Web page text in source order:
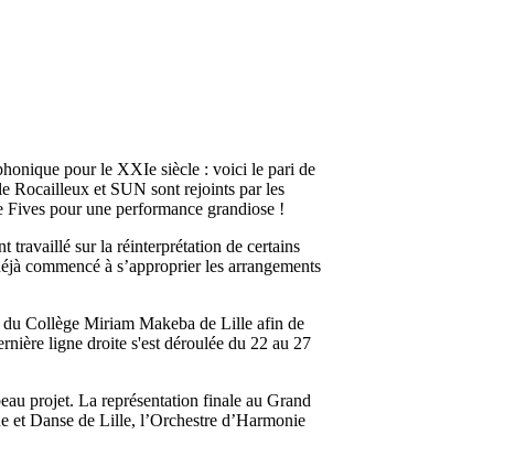
pour le XXIe siècle : voici le pari de
Rocailleux et SUN sont rejoints par les
pour une performance grandiose !
travaillé sur la réinterprétation de certains
commencé à s’approprier les arrangements
du Collège Miriam Makeba de Lille afin de
ligne droite s'est déroulée du 22 au 27
projet. La représentation finale au Grand
et Danse de Lille, l’Orchestre d’Harmonie